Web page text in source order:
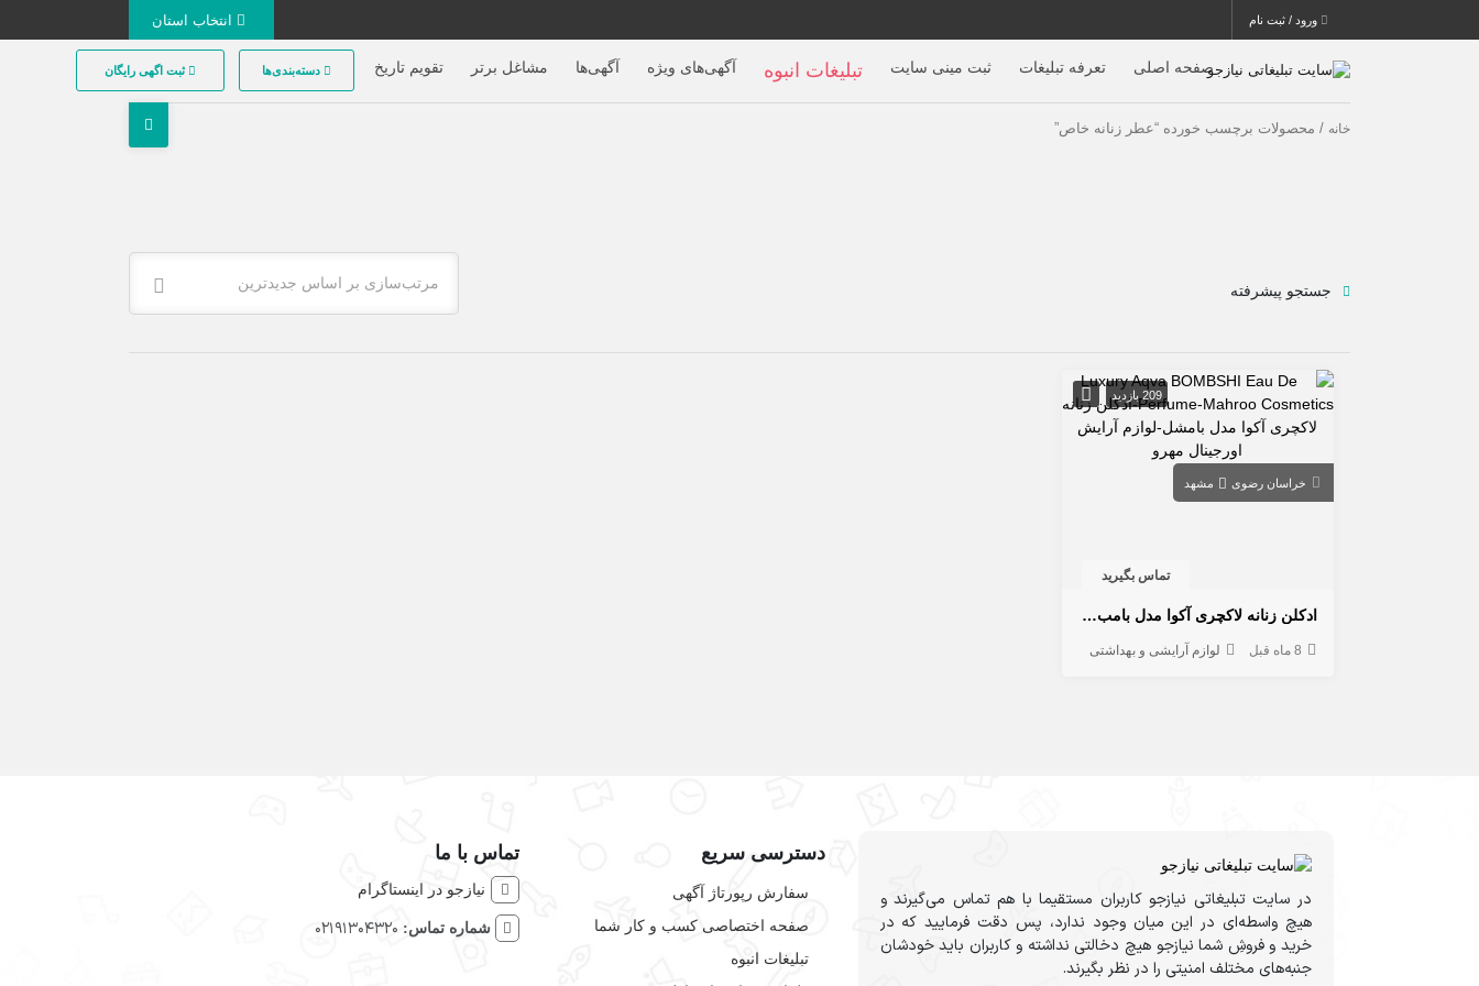
ورود / ثبت نام
صفحه اصلی تعرفه تبلیغات ثبت مینی سایت تبلیغات انبوه آگهی‌های ویژه آگهی‌ها مشاغل برتر تقویم تاریخ دسته‌بندی‌ها ثبت اگهی رایگان
خانه / محصولات برچسب خورده “عطر زنانه خاص”
مرتب‌سازی بر اساس جدیدترین جستجو پیشرفته
209 بازدید
خراسان رضوی مشهد
تماس بگیرید
ادکلن زنانه لاکچری آکوا مدل بامب شل با رایحه ویکتوریا سکرت
8 ماه قبل لوازم آرایشی و بهداشتی
در سایت تبلیغاتی نیازجو کاربران مستقیما با هم تماس می‌گیرند و
هیچ واسطه‌ای در این میان وجود ندارد، پس دقت فرمایید که در
خرید و فروشِ شما نیازجو هیچ دخالتی نداشته و کاربران باید خودشان
جنبه‌های مختلف امنیتی را در نظر بگیرند.
دسترسی سریع
سفارش رپورتاژ آگهی
صفحه اختصاصی کسب و کار شما
تبلیغات انبوه
تماس با ما
نیازجو در اینستاگرام
شماره تماس: 02191304320